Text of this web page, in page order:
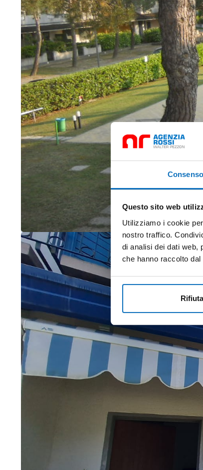
Consenso
Questo sito web
Utilizziamo i cookie
nostro traffico.
di analisi dei dati web,
che hanno raccolto
Rifiuta